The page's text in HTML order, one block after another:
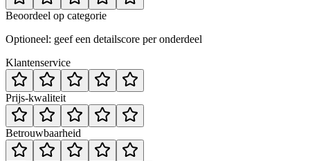
Beoordeel op categorie
Optioneel: geef een detailscore per onderdeel
Klantenservice
Prijs-kwaliteit
Betrouwbaarheid